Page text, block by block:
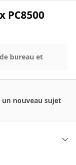
PC8500
bureau et
un nouveau sujet